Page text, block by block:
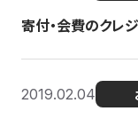
寄付・会費のクレ
2019.02.04